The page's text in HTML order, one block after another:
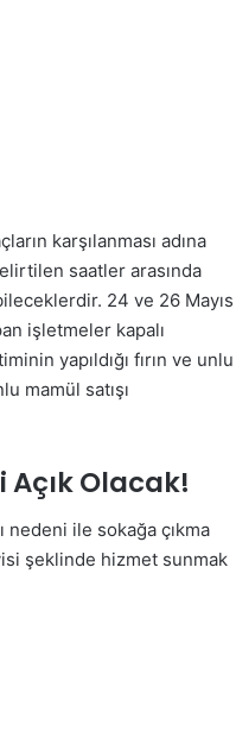
karşılanması adına
saatler arasında
24 ve 26 Mayıs
işletmeler kapalı
yapıldığı fırın ve unlu
mamül satışı
Olacak!
nedeni ile sokağa çıkma
şeklinde hizmet sunmak